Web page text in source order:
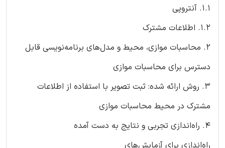
1.1. آنتروپی
1.2. اطلاعات مشترک
2. محاسبات موازی، محیط و مدل‌های برنامه‌نویسی قابل
دسترس برای محاسبات موازی
3. روش ارائه شده: ثبت تصویر با استفاده از اطلاعات
مشترک در محیط محاسبات موازی
4. راه‌اندازی تجربی و نتایج به دست آمده